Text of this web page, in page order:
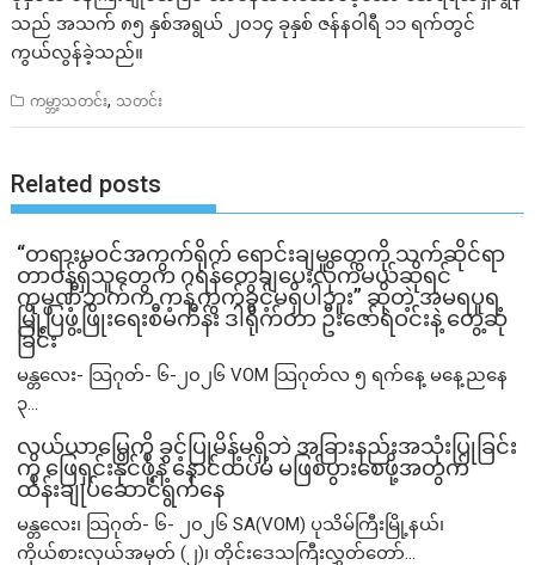
သည် အသက် ၈၅ နှစ်အရွယ် ၂၀၁၄ ခုနှစ် ဇန်နဝါရီ ၁၁ ရက်တွင်
ကွယ်လွန်ခဲ့သည်။
ကမ္ဘာ့သတင်း, သတင်း
Related posts
“တရားမဝင်အကွက်ရိုက် ရောင်းချမှုတွေကို သက်ဆိုင်ရာ
တာဝန်ရှိသူတွေက ဂရန်တွေချပေးလိုက်မယ်ဆိုရင်
ကုမ္ပဏီဘက်က ကန့်ကွက်ခွင့်မရှိပါဘူး” ဆိုတဲ့ အမရပူရ
မြို့ပြဖွံ့ဖြိုးရေးစီမံကိန်း ဒါရိုက်တာ ဦးဇော်ရဲဝင်းနဲ့ တွေ့ဆုံ
ခြင်း
မန္တလေး- သြဂုတ်- ၆-၂၀၂၆ VOM သြဂုတ်လ ၅ ရက်နေ့ မနေ့ညနေ
၃...
လယ်ယာမြေကို ခွင့်ပြုမိန့်မရှိဘဲ အခြားနည်းအသုံးပြုခြင်း
ကို ဖြေရှင်းနိုင်ဖို့နဲ့ နောင်ထပ်မံ မဖြစ်ပွားစေဖို့အတွက်
ထိန်းချုပ်ဆောင်ရွက်နေ
မန္တလေး၊ သြဂုတ်- ၆- ၂၀၂၆ SA(VOM) ပုသိမ်ကြီးမြို့နယ်၊
ကိုယ်စားလှယ်အမှတ် (၂)၊ တိုင်းဒေသကြီးလွှတ်တော်...